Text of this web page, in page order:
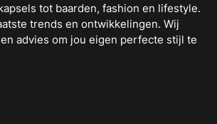
tot baarden, fashion en lifestyle.
trends en ontwikkelingen. Wij
advies om jou eigen perfecte stijl te